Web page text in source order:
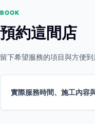
BOOK
預約這間店
留下希望服務的項目與方便
實際服務時間、施工內容